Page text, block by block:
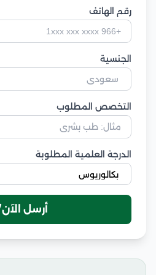
رقم الهاتف
الجنسية
التخصص المطلوب
الدرجة العلمية المطلوبة
أرسل الآن